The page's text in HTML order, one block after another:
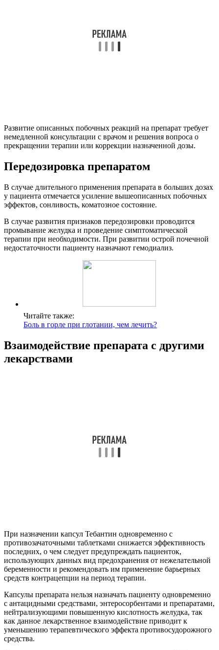
Развитие описанных побочных реакций на препарат требует
немедленной консультации с врачом и решения вопроса о
прекращении терапии или коррекции назначенной дозы.
Передозировка препаратом
В случае длительного применения препарата в больших дозах
у пациента отмечается усиление вышеописанных побочных
эффектов, сонливость, коматозное состояние.
В случае развития признаков передозировки проводится
промывание желудка и проведение симптоматической
терапии при необходимости. При развитии острой почечной
недостаточности пациенту назначают гемодиализ.
Читайте также:
Боль в горле при глотании, чем лечить?
Взаимодействие препарата с другими
лекарствами
При назначении капсул Тебантин одновременно с
противозачаточными таблетками снижается эффективность
последних, о чем следует предупреждать пациенток,
использующих данных вид предохранения от нежелательной
беременности и рекомендовать им применение барьерных
средств контрацепции на период терапии.
Капсулы препарата нельзя назначать пациенту одновременно
с антацидными средствами, энтеросорбентами и препаратами,
нейтрализующими повышенную кислотность желудка, так
как данное лекарственное взаимодействие приводит к
уменьшению терапевтического эффекта противосудорожного
средства.